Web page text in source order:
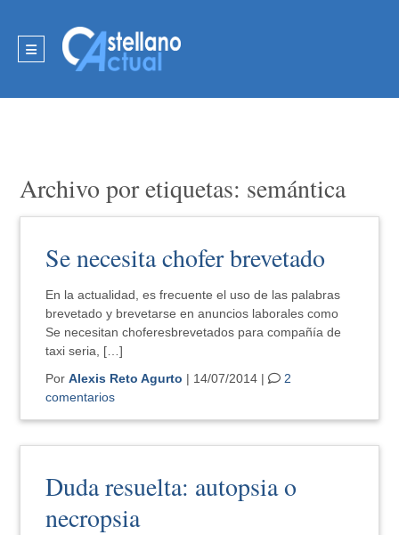
Archivo por etiquetas: semántica
Se necesita chofer brevetado
En la actualidad, es frecuente el uso de las palabras
brevetado y brevetarse en anuncios laborales como
Se necesitan choferesbrevetados para compañía de
taxi seria, […]
PorAlexis Reto Agurto | 14/07/2014 |
2
comentarios
Duda resuelta: autopsia o
necropsia